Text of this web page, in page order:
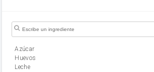
Azúcar
huevos
leche